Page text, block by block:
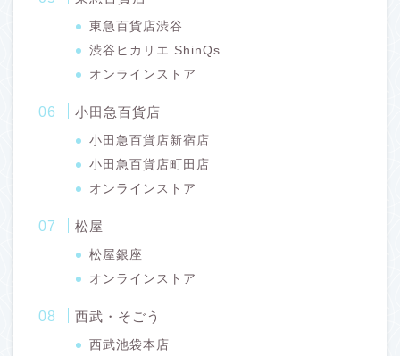
東急百貨店渋谷
渋谷ヒカリエ ShinQs
オンラインストア
小田急百貨店
小田急百貨店新宿店
小田急百貨店町田店
オンラインストア
松屋
松屋銀座
オンラインストア
西武・そごう
西武池袋本店